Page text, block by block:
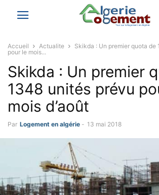
Accueil Actualite
Skikda : Un premier quota de
pour le mois...
Skikda : Un premier
1348 unités prévu
mois d’août
Par Logement en algérie - 13 mai 2018